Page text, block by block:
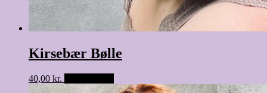
Kirsebær Bølle
40,00 kr.